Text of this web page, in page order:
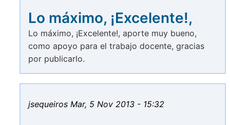
Lo máximo, ¡Excelente!,
Lo máximo, ¡Excelente!, aporte muy bueno,
como apoyo para el trabajo docente, gracias
por publicarlo.
jsequeiros Mar, 5 Nov 2013 - 15:32